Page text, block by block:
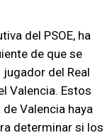
del PSOE, ha
de que se
del Real
Valencia. Estos
Valencia haya
determinar si los